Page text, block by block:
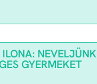
NEVELJÜNK
GYERMEKET